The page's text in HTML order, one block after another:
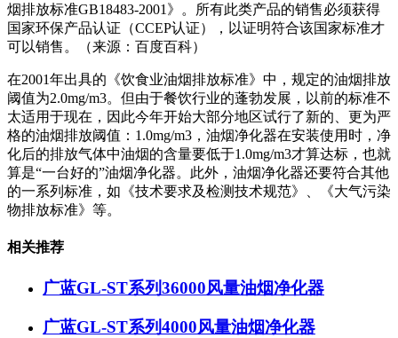
烟排放标准GB18483-2001》。所有此类产品的销售必须获得
国家环保产品认证（CCEP认证），以证明符合该国家标准才
可以销售。（来源：百度百科）
在2001年出具的《饮食业油烟排放标准》中，规定的油烟排放
阈值为2.0mg/m3。但由于餐饮行业的蓬勃发展，以前的标准不
太适用于现在，因此今年开始大部分地区试行了新的、更为严
格的油烟排放阈值：1.0mg/m3，油烟净化器在安装使用时，净
化后的排放气体中油烟的含量要低于1.0mg/m3才算达标，也就
算是“一台好的”油烟净化器。此外，油烟净化器还要符合其他
的一系列标准，如《技术要求及检测技术规范》、《大气污染
物排放标准》等。
相关推荐
广蓝GL-ST系列36000风量油烟净化器
广蓝GL-ST系列4000风量油烟净化器